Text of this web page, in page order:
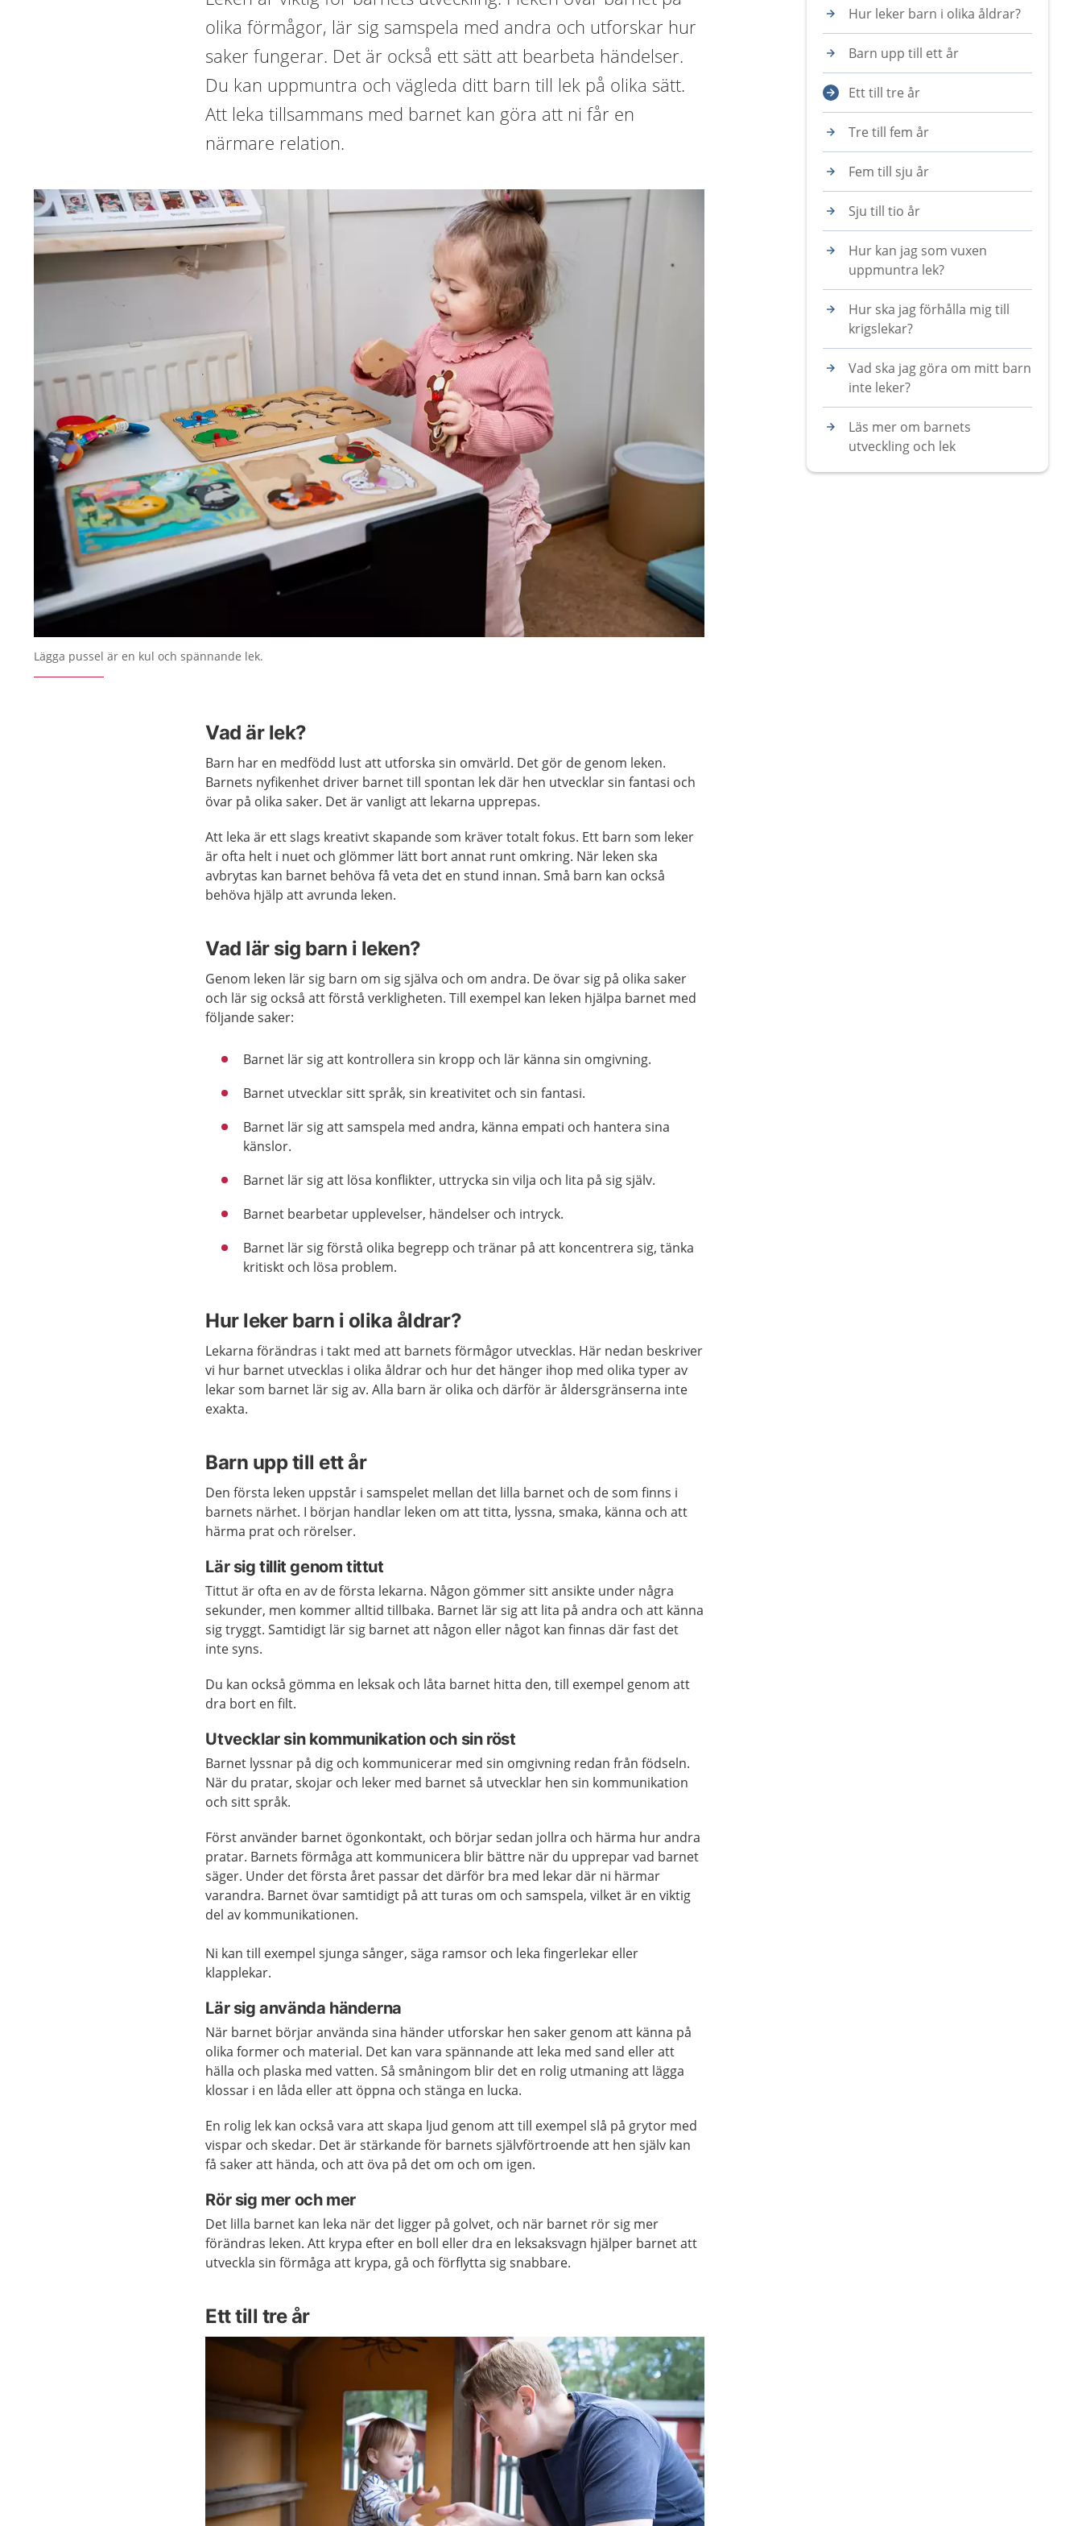
olika förmågor, lär sig samspela med andra och utforskar hur
saker fungerar. Det är också ett sätt att bearbeta händelser.
Du kan uppmuntra och vägleda ditt barn till lek på olika sätt.
Att leka tillsammans med barnet kan göra att ni får en
närmare relation.
Lägga pussel är en kul och spännande lek.
Vad är lek?
Barn har en medfödd lust att utforska sin omvärld. Det gör de genom leken.
Barnets nyfikenhet driver barnet till spontan lek där hen utvecklar sin fantasi och
övar på olika saker. Det är vanligt att lekarna upprepas.
Att leka är ett slags kreativt skapande som kräver totalt fokus. Ett barn som leker
är ofta helt i nuet och glömmer lätt bort annat runt omkring. När leken ska
avbrytas kan barnet behöva få veta det en stund innan. Små barn kan också
behöva hjälp att avrunda leken.
Vad lär sig barn i leken?
Genom leken lär sig barn om sig själva och om andra. De övar sig på olika saker
och lär sig också att förstå verkligheten. Till exempel kan leken hjälpa barnet med
följande saker:
Barnet lär sig att kontrollera sin kropp och lär känna sin omgivning.
Barnet utvecklar sitt språk, sin kreativitet och sin fantasi.
Barnet lär sig att samspela med andra, känna empati och hantera sina
känslor.
Barnet lär sig att lösa konflikter, uttrycka sin vilja och lita på sig själv.
Barnet bearbetar upplevelser, händelser och intryck.
Barnet lär sig förstå olika begrepp och tränar på att koncentrera sig, tänka
kritiskt och lösa problem.
Hur leker barn i olika åldrar?
Lekarna förändras i takt med att barnets förmågor utvecklas. Här nedan beskriver
vi hur barnet utvecklas i olika åldrar och hur det hänger ihop med olika typer av
lekar som barnet lär sig av. Alla barn är olika och därför är åldersgränserna inte
exakta.
Barn upp till ett år
Den första leken uppstår i samspelet mellan det lilla barnet och de som finns i
barnets närhet. I början handlar leken om att titta, lyssna, smaka, känna och att
härma prat och rörelser.
Lär sig tillit genom tittut
Tittut är ofta en av de första lekarna. Någon gömmer sitt ansikte under några
sekunder, men kommer alltid tillbaka. Barnet lär sig att lita på andra och att känna
sig tryggt. Samtidigt lär sig barnet att någon eller något kan finnas där fast det
inte syns.
Du kan också gömma en leksak och låta barnet hitta den, till exempel genom att
dra bort en filt.
Utvecklar sin kommunikation och sin röst
Barnet lyssnar på dig och kommunicerar med sin omgivning redan från födseln.
När du pratar, skojar och leker med barnet så utvecklar hen sin kommunikation
och sitt språk.
Först använder barnet ögonkontakt, och börjar sedan jollra och härma hur andra
pratar. Barnets förmåga att kommunicera blir bättre när du upprepar vad barnet
säger. Under det första året passar det därför bra med lekar där ni härmar
varandra. Barnet övar samtidigt på att turas om och samspela, vilket är en viktig
del av kommunikationen.
Ni kan till exempel sjunga sånger, säga ramsor och leka fingerlekar eller
klapplekar.
Lär sig använda händerna
När barnet börjar använda sina händer utforskar hen saker genom att känna på
olika former och material. Det kan vara spännande att leka med sand eller att
hälla och plaska med vatten. Så småningom blir det en rolig utmaning att lägga
klossar i en låda eller att öppna och stänga en lucka.
En rolig lek kan också vara att skapa ljud genom att till exempel slå på grytor med
vispar och skedar. Det är stärkande för barnets självförtroende att hen själv kan
få saker att hända, och att öva på det om och om igen.
Rör sig mer och mer
Det lilla barnet kan leka när det ligger på golvet, och när barnet rör sig mer
förändras leken. Att krypa efter en boll eller dra en leksaksvagn hjälper barnet att
utveckla sin förmåga att krypa, gå och förflytta sig snabbare.
Ett till tre år
Hur leker barn i olika åldrar?
Barn upp till ett år
Ett till tre år
Tre till fem år
Fem till sju år
Sju till tio år
Hur kan jag som vuxen
uppmuntra lek?
Hur ska jag förhålla mig till
krigslekar?
Vad ska jag göra om mitt barn
inte leker?
Läs mer om barnets
utveckling och lek